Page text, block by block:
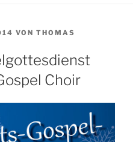
VON THOMAS
Choir